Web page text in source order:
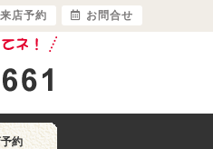
約
来店予約 お問合せ